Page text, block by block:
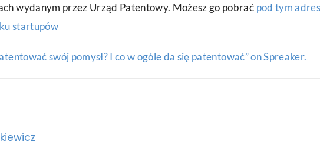
wydanym przez Urząd Patentowy. Możesz go pobrać pod tym
startupów
swój pomysł? I co w ogóle da się patentować” on Spreaker.